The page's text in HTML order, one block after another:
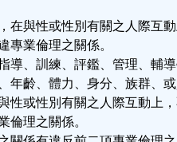
在與性或性別有關之人際互
專業倫理之關係。
導、訓練、評鑑、管理、輔
年齡、體力、身分、族群、
性或性別有關之人際互動上
倫理之關係。